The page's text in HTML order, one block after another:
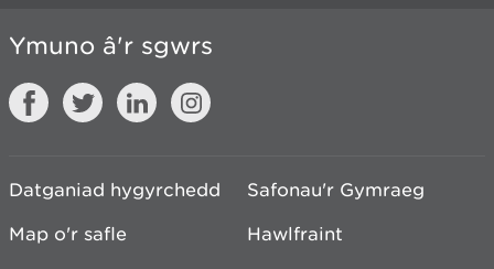
Ymuno â'r sgwrs
Datganiad hygyrchedd
Safonau'r Gymraeg
Map o'r safle
Hawlfraint